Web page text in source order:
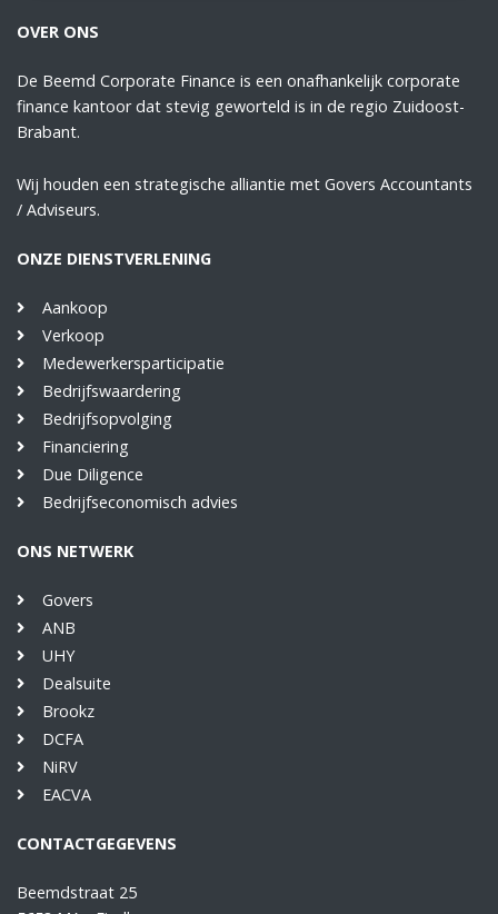
OVER ONS
De Beemd Corporate Finance is een onafhankelijk corporate
finance kantoor dat stevig geworteld is in de regio Zuidoost-
Brabant.
Wij houden een strategische alliantie met Govers Accountants
/ Adviseurs.
ONZE DIENSTVERLENING
Aankoop
Verkoop
Medewerkersparticipatie
Bedrijfswaardering
Bedrijfsopvolging
Financiering
Due Diligence
Bedrijfseconomisch advies
ONS NETWERK
Govers
ANB
UHY
Dealsuite
Brookz
DCFA
NiRV
EACVA
CONTACTGEGEVENS
Beemdstraat 25